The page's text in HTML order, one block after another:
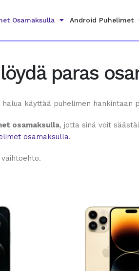
Osamaksulla Android Puhelimet
paras
käyttää puhelimen hankintaan
osamaksulla, jotta sinä voit
osamaksulla.